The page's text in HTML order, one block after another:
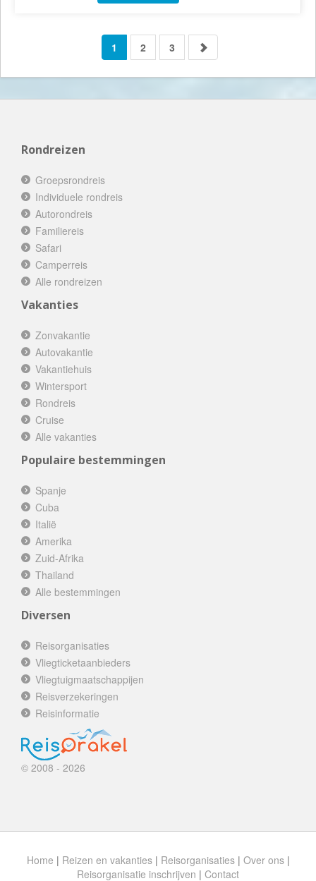
1 2 3
Rondreizen
Groepsrondreis
Individuele rondreis
Autorondreis
Familiereis
Safari
Camperreis
Alle rondreizen
Vakanties
Zonvakantie
Autovakantie
Vakantiehuis
Wintersport
Rondreis
Cruise
Alle vakanties
Populaire bestemmingen
Spanje
Cuba
Italië
Amerika
Zuid-Afrika
Thailand
Alle bestemmingen
Diversen
Reisorganisaties
Vliegticketaanbieders
Vliegtuigmaatschappijen
Reisverzekeringen
Reisinformatie
© 2008 - 2026
Home | Reizen en vakanties| Reisorganisaties| Over ons|
Reisorganisatie inschrijven | Contact